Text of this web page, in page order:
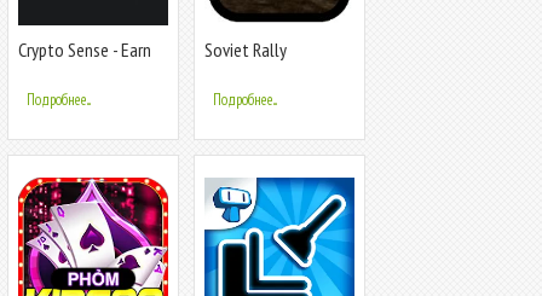
Crypto Sense - Earn
Подробнее...
Soviet Rally
Подробнее...